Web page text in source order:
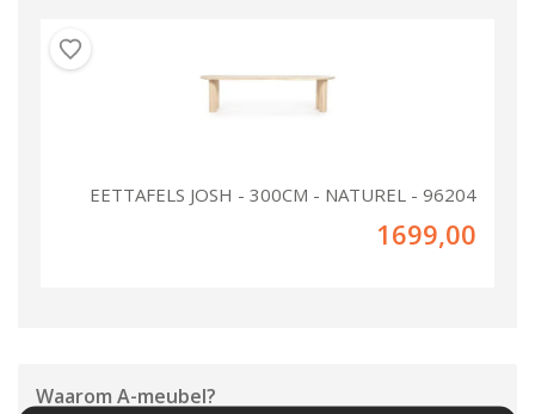
EETTAFELS JOSH - 300CM - NATUREL - 96204
1699,00
Waarom A-meubel?